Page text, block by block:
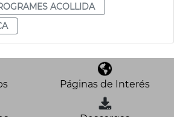
ACOLLIDA
Páginas de Interés